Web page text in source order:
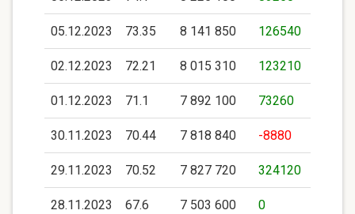
05.12.2023 73.35 8 141 850 126540
02.12.2023 72.21 8 015 310 123210
01.12.2023 71.1 7 892 100 73260
30.11.2023 70.44 7 818 840 -8880
29.11.2023 70.52 7 827 720 324120
28.11.2023 67.6 7 503 600 0